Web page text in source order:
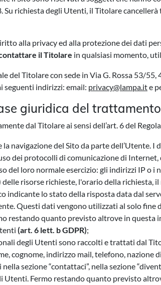
Su richiesta degli Utenti, il Titolare
alla privacy ed alla protezione dei dati
il Titolare in qualsiasi momento,
del Titolare con sede in Via G. Rossa 53/
seguenti indirizzi: email: privacy@lampa.ite
giuridica del trattamento
dal Titolare ai sensi dell’art. 6 del
la navigazione del Sito da parte
dei protocolli di comunicazione di
del loro normale esercizio: gli indirizzi IP
risorse richieste, l'orario della
indicante lo stato della risposta data dal
Questi dati vengono utilizzati al solo
restando quanto previsto altrove in questa
(art. 6 lett. b GDPR);
degli Utenti sono raccolti e trattati dal
cognome, indirizzo mail, telefono,
sezione “contattaci”, nella sezione
Utenti. Fermo restando quanto previsto
EUR € 15.00
Germany -EUR € 15.00
Latvia -EUR € 15.00
Lithuania -EUR € 15.00
Luxembourg -EUR € 15.00
Malta -EUR € 30.00
Netherlands -
Poland - EUR € 15.00